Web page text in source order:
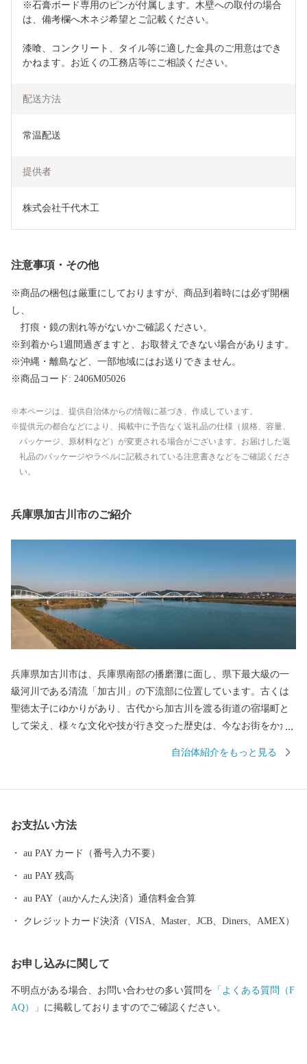
※石膏ボード専用のピンが付属します。木壁への取付の場合
は、備考欄へ木ネジ希望とご記載ください。
漆喰、コンクリート、タイル等に適した金具のご用意はでき
かねます。お近くの工務店等にご相談ください。
配送方法
常温配送
提供者
株式会社千代木工
注意事項・その他
※商品の梱包は厳重にしておりますが、商品到着時には必ず開梱
し、
打痕・鏡の割れ等がないかご確認ください。
※到着から1週間過ぎますと、お取替えできない場合があります。
※沖縄・離島など、一部地域にはお送りできません。
※商品コード: 2406M05026
本ページは、提供自治体からの情報に基づき、作成しています。
提供元の都合などにより、掲載中に予告なく返礼品の仕様（規格、容量、
パッケージ、原材料など）が変更される場合がございます。お届けした返
礼品のパッケージやラベルに記載されている注意書きなどをご確認くださ
い。
兵庫県加古川市のご紹介
兵庫県加古川市は、兵庫県南部の播磨灘に面し、県下最大級の一
級河川である清流「加古川」の下流部に位置しています。古くは
聖徳太子にゆかりがあり、古代から加古川を渡る街道の宿場町と
して栄え、様々な文化や技が行き交った歴史は、今なお街をかた
部には播磨富士とも呼ばれる標高約304mの高御位山、コスモス畑
た。
自治体紹介をもっと見る
お支払い方法
au PAY カード（番号入力不要）
au PAY 残高
au PAY（auかんたん決済）通信料金合算
クレジットカード決済（VISA、Master、JCB、Diners、AMEX）
お申し込みに関して
不明点がある場合、お問い合わせの多い質問を 「よくある質問（F
AQ）」 に掲載しておりますのでご確認ください。